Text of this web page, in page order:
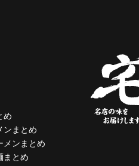
め
ンまとめ
メンまとめ
まとめ